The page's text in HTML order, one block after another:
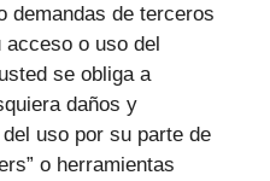
demandas de terceros
o uso del
se obliga a
daños y
uso por su parte de
o herramientas